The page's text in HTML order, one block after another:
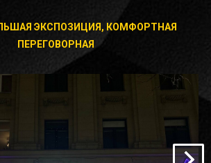
ЭКСПОЗИЦИЯ, КОМФОРТНАЯ
ПЕРЕГОВОРНАЯ